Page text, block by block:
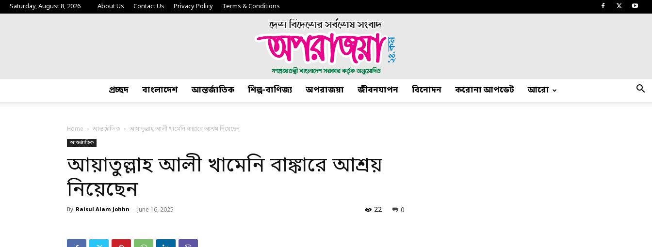
Saturday, August 8, 2026 About Us Contact Us Privacy Policy Terms & Conditions
প্রচ্ছদ বাংলাদেশ আন্তর্জাতিক শিল্প-বাণিজ্য অপরাজয়া জীবনযাপন বিনোদন করোনা আপডেট আরো
Home আন্তর্জাতিক আয়াতুল্লাহ আলী খামেনি বাঙ্কারে আশ্রয় নিয়েছেন
আন্তর্জাতিক
আয়াতুল্লাহ আলী খামেনি বাঙ্কারে আশ্রয়
নিয়েছেন
By Raisul Alam Johhn - June 16, 2025 0
22